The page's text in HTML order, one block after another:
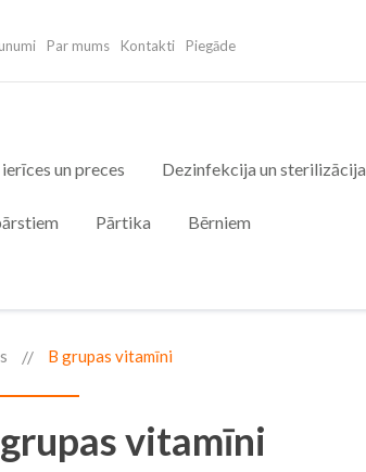
Par mums Kontakti Piegāde
un preces Dezinfekcija un sterilizācija
Pārtika Bērniem
B grupas vitamīni
vitamīni